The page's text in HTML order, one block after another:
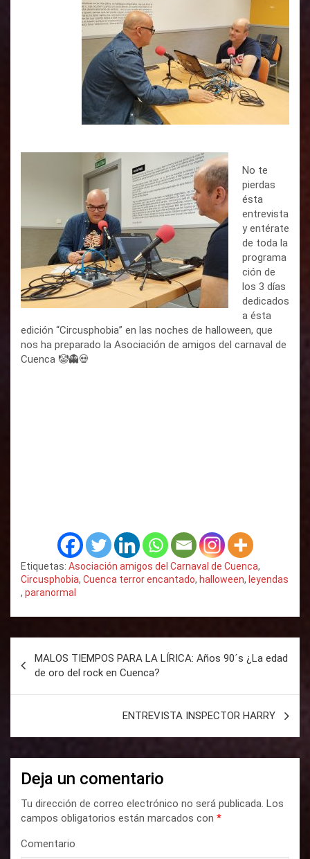
No te
pierdas
ésta
entrevista
y entérate
de toda la
programa
ción de
los 3 días
dedicados
a ésta
edición “Circusphobia” en las noches de halloween, que
nos ha preparado la Asociación de amigos del carnaval de
Cuenca 🤡👻💀
Etiquetas: Asociación amigos del Carnaval de Cuenca,
Circusphobia, Cuenca terror encantado, halloween, leyendas
, paranormal
v
g
a
MALOS TIEMPOS PARA LA LÍRICA: Años 90´s ¿La edad
de oro del rock en Cuenca?
ENTREVISTA INSPECTOR HARRY
Deja un comentario
Tu dirección de correo electrónico no será publicada. Los
campos obligatorios están marcados con *
Comentario